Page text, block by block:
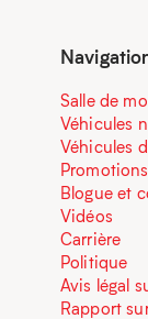
Salle de
Véhicules
Véhicules
Promotions
Blogue et
Vidéos
Carrière
Politique
Avis légal
Rapport